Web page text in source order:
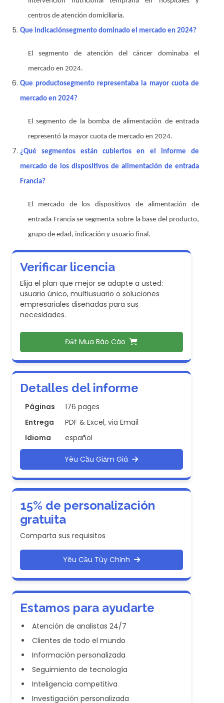
centros de atención domiciliaria.
Que indicaciónsegmento dominado el mercado en 2024?
El segmento de atención del cáncer dominaba el
mercado en 2024.
Que productosegmento representaba la mayor cuota de
mercado en 2024?
El segmento de la bomba de alimentación de entrada
representó la mayor cuota de mercado en 2024.
¿Qué segmentos están cubiertos en el informe de
mercado de los dispositivos de alimentación de entrada
Francia?
El mercado de los dispositivos de alimentación de
entrada Francia se segmenta sobre la base del producto,
grupo de edad, indicación y usuario final.
Verificar licencia
Elija el plan que mejor se adapte a usted:
usuario único, multiusuario o soluciones
empresariales diseñadas para sus
necesidades.
Đặt Mua Báo Cáo
Detalles del informe
Páginas
176 pages
Entrega
PDF & Excel, via Email
Idioma
español
Yêu Cầu Giảm Giá
15% de personalización
gratuita
Comparta sus requisitos
Yêu Cầu Tùy Chỉnh
Estamos para ayudarte
Atención de analistas 24/7
Clientes de todo el mundo
Información personalizada
Seguimiento de tecnología
Inteligencia competitiva
Investigación personalizada